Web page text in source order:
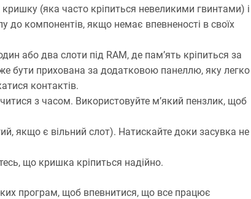
(яка часто кріпиться невеликими гвинтами) і
компонентів, якщо немає впевненості в своїх
або два слоти під RAM, де пам’ять кріпиться за
бути прихована за додатковою панеллю, яку легко
контактів.
з часом. Використовуйте м’який пензлик, щоб
якщо є вільний слот). Натискайте доки засувка не
що кришка кріпиться надійно.
програм, щоб впевнитися, що все працює